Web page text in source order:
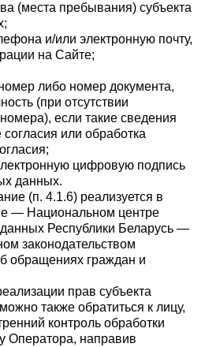
(места пребывания) субъекта
и/или электронную почту,
на Сайте;
либо номер документа,
(при отсутствии
если такие сведения
или обработка
цифровую подпись
данных.
(п. 4.1.6) реализуется в
— Национальном центре
Республики Беларусь —
законодательством
обращениях граждан и
прав субъекта
также обратиться к лицу,
контроль обработки
Оператора, направив